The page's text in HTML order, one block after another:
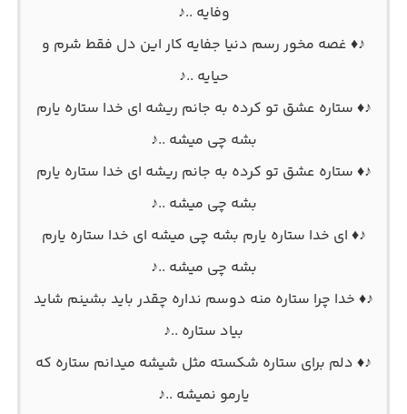
وفایه ..♪
♪♦ غصه مخور رسم دنیا جفایه کار این دل فقط شرم و
حیایه ..♪
♪♦ ستاره عشق تو کرده به جانم ریشه ای خدا ستاره یارم
بشه چی میشه ..♪
♪♦ ستاره عشق تو کرده به جانم ریشه ای خدا ستاره یارم
بشه چی میشه ..♪
♪♦ ای خدا ستاره یارم بشه چی میشه ای خدا ستاره یارم
بشه چی میشه ..♪
♪♦ خدا چرا ستاره منه دوسم نداره چقدر باید بشینم شاید
بیاد ستاره ..♪
♪♦ دلم برای ستاره شکسته مثل شیشه میدانم ستاره که
یارمو نمیشه ..♪